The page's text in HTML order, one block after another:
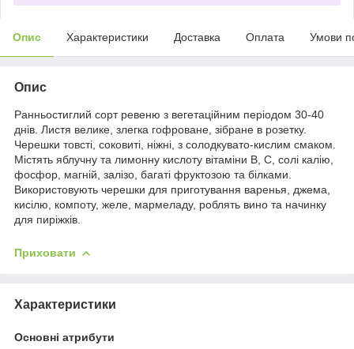
Опис Характеристики Доставка Оплата Умови
Опис
Ранньостиглий сорт ревеню з вегетаційним періодом 30-40
днів. Листя велике, злегка гофроване, зібране в розетку.
Черешки товсті, соковиті, ніжні, з солодкувато-кислим смаком.
Містять яблучну та лимонну кислоту вітаміни В, С, солі калію,
фосфор, магній, залізо, багаті фруктозою та білками.
Використовують черешки для приготування варенья, джема,
кисілю, компоту, желе, мармеладу, роблять вино та начинку
для пиріжків.
Приховати
Характеристики
Основні атрибути